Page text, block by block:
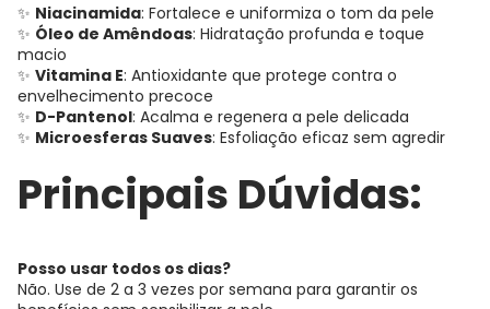
✨ Niacinamida: Fortalece e uniformiza o tom da pele
✨ Óleo de Amêndoas: Hidratação profunda e toque
macio
✨ Vitamina E: Antioxidante que protege contra o
envelhecimento precoce
✨ D-Pantenol: Acalma e regenera a pele delicada
✨ Microesferas Suaves: Esfoliação eficaz sem agredir
Principais Dúvidas:
Posso usar todos os dias?
Não. Use de 2 a 3 vezes por semana para garantir os